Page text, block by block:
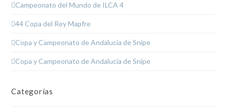
Campeonato del Mundo de ILCA 4
44 Copa del Rey Mapfre
Copa y Campeonato de Andalucía de Snipe
Copa y Campeonato de Andalucía de Snipe
Categorías